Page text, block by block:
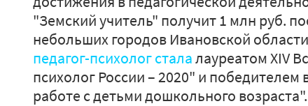
"Земский учитель" получит 1 млн руб.
небольших городов Ивановской
педагог-психолог сталалауреатом XIV
психолог России – 2020" и
работе с детьми дошкольного возраста".